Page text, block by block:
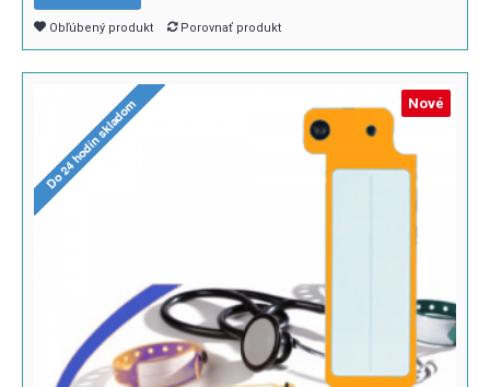
Obľúbený produkt Porovnať produkt
Nové